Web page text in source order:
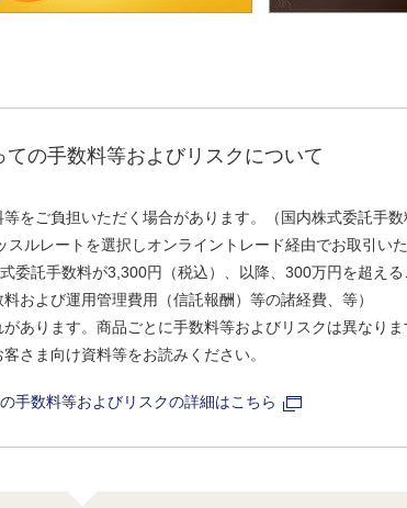
ての手数料等およびリスクについて
をご負担いただく場合があります。（国内株式委託手
ルレートを選択しオンライントレード経由でお取引い
委託手数料が3,300円（税込）、以降、300万円を超える
および運用管理費用（信託報酬）等の諸経費、等）
あります。商品ごとに手数料等およびリスクは異なり
さま向け資料等をお読みください。
手数料等およびリスクの詳細はこちら